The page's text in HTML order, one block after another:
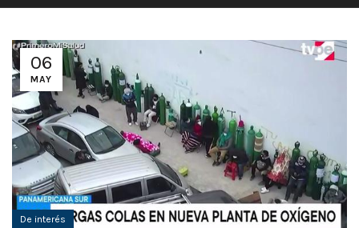
06
MAY
De interés